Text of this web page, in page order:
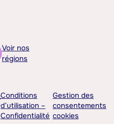
Voir nos
régions
Conditions
d’utilisation –
Confidentialité
Gestion des
consentements
cookies